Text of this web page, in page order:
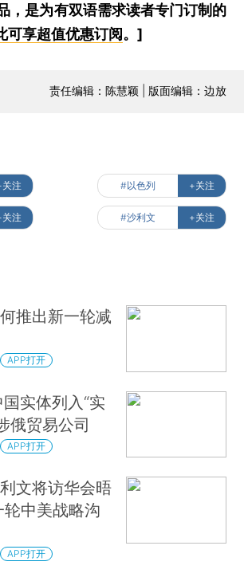
，是为有双语需求读者专门订制的
可享超值优惠订阅。]
责任编辑：陈慧颖 | 版面编辑：边放
关注 #以色列 +关注
关注 #沙利文 +关注
推出新一轮减
APP打开
实体列入“实
俄贸易公司
APP打开
文将访华会晤
中美战略沟
APP打开